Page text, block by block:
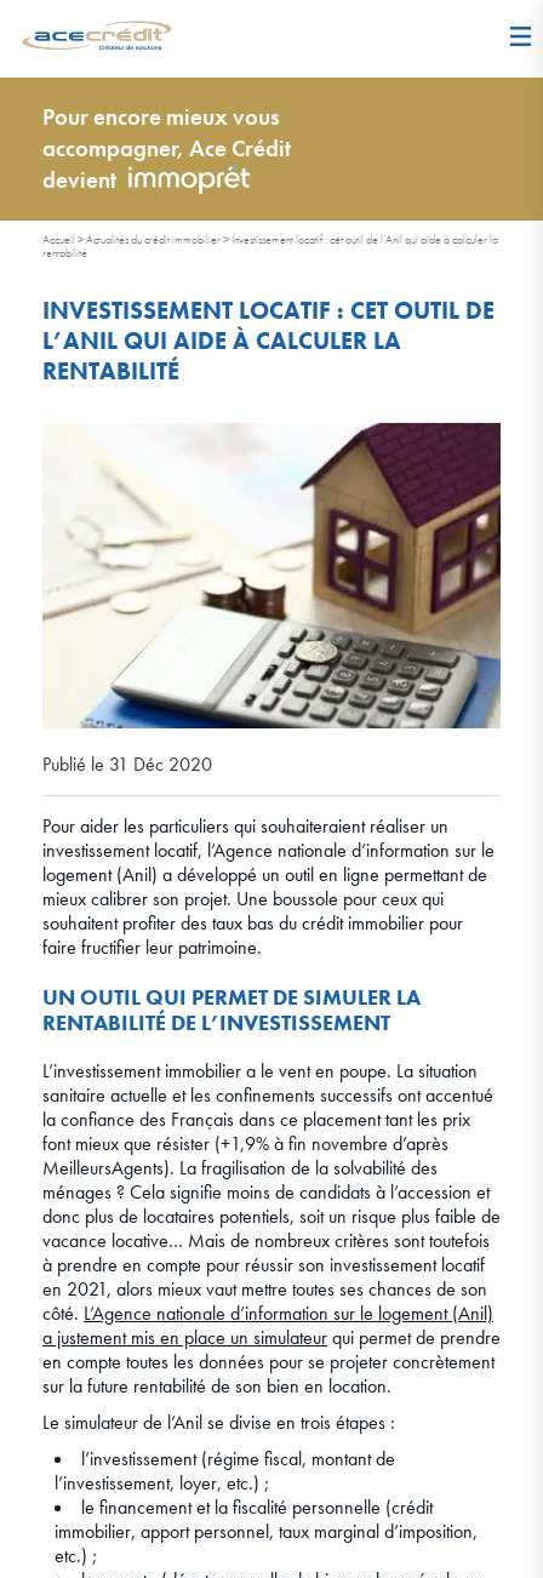
Pour encore mieux vous
accompagner, Ace Crédit
devient
Accueil >Actualités du crédit immobilier> Investissement locatif : cet outil de l’Anil qui aide à calculer la
rentabilité
INVESTISSEMENT LOCATIF : CET OUTIL DE
L’ANIL QUI AIDE À CALCULER LA
RENTABILITÉ
Publié le 31 Déc 2020
Pour aider les particuliers qui souhaiteraient réaliser un
investissement locatif, l’Agence nationale d’information sur le
logement (Anil) a développé un outil en ligne permettant de
mieux calibrer son projet. Une boussole pour ceux qui
souhaitent profiter des taux bas du crédit immobilier pour
faire fructifier leur patrimoine.
UN OUTIL QUI PERMET DE SIMULER LA
RENTABILITÉ DE L’INVESTISSEMENT
L’investissement immobilier a le vent en poupe. La situation
sanitaire actuelle et les confinements successifs ont accentué
la confiance des Français dans ce placement tant les prix
font mieux que résister (+1,9% à fin novembre d’après
MeilleursAgents). La fragilisation de la solvabilité des
ménages ? Cela signifie moins de candidats à l’accession et
donc plus de locataires potentiels, soit un risque plus faible de
vacance locative… Mais de nombreux critères sont toutefois
à prendre en compte pour réussir son investissement locatif
en 2021, alors mieux vaut mettre toutes ses chances de son
côté. L’Agence nationale d’information sur le logement (Anil)
a justement mis en place un simulateurqui permet de prendre
en compte toutes les données pour se projeter concrètement
sur la future rentabilité de son bien en location.
Le simulateur de l’Anil se divise en trois étapes :
l’investissement (régime fiscal, montant de
l’investissement, loyer, etc.) ;
le financement et la fiscalité personnelle (crédit
immobilier, apport personnel, taux marginal d’imposition,
etc.) ;